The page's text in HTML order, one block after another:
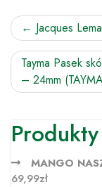
wpisu
Jacques
Tayma Pasek
– 24mm
Produkty
MANGO
69,99zł